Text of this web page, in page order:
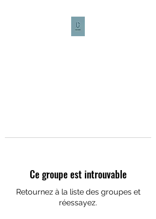
Ce groupe est introuvable
Retournez à la liste des groupes et
réessayez.